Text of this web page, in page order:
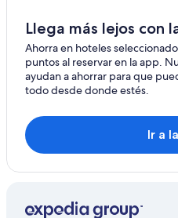
Llega más lejos con
Ahorra en hoteles
puntos al reservar en la app.
ayudan a ahorrar para que
todo desde donde estés.
Ir a